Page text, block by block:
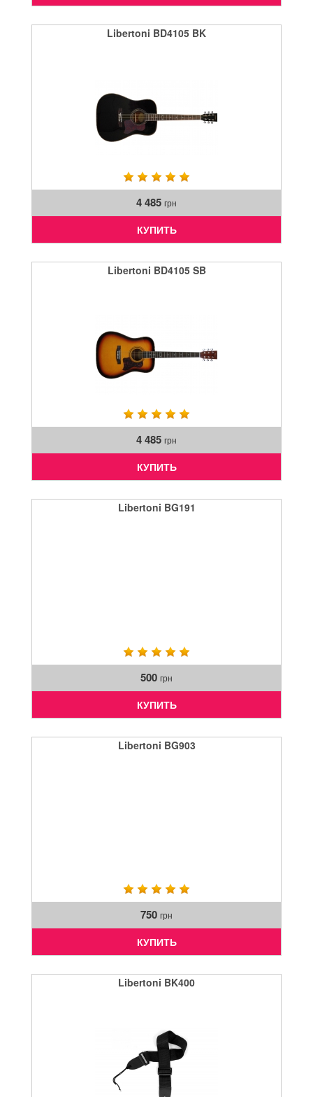
Libertoni BD4105 BK
4 485 грн
КУПИТЬ
Libertoni BD4105 SB
4 485 грн
КУПИТЬ
Libertoni BG191
500 грн
КУПИТЬ
Libertoni BG903
750 грн
КУПИТЬ
Libertoni BK400